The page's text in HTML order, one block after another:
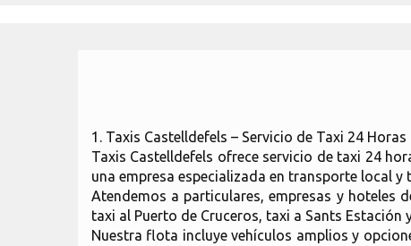
1. Taxis Castelldefels – Servicio de Taxi 24 Horas
Taxis Castelldefels ofrece servicio de taxi 24
una empresa especializada en transporte local
Atendemos a particulares, empresas y hoteles
taxi al Puerto de Cruceros, taxi a Sants
Nuestra flota incluye vehículos amplios y